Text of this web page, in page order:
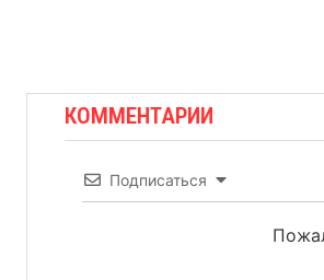
КОММЕНТАРИИ
Подписаться